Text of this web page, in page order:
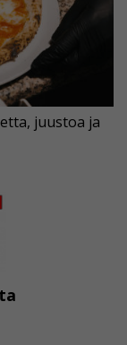
juustoa ja